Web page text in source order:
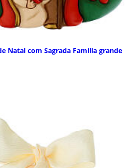
Natal com Sagrada Família grande